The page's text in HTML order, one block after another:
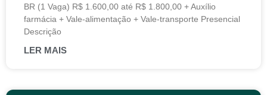
BR (1 Vaga) R$ 1.600,00 até R$ 1.800,00 + Auxílio
farmácia + Vale-alimentação + Vale-transporte Presencial
Descrição
LER MAIS